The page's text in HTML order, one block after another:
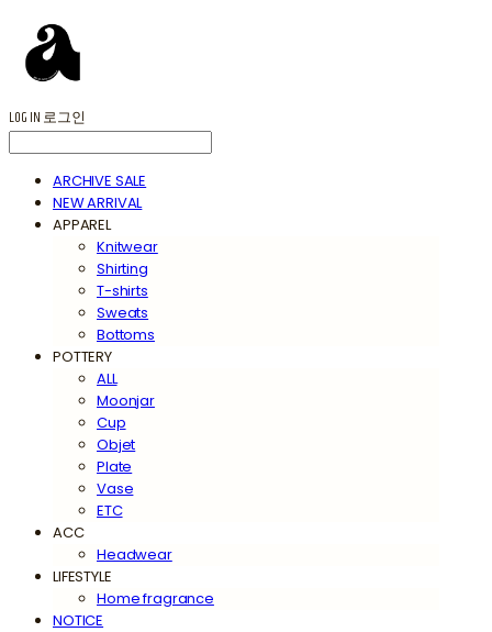
LOG IN 로그인
ARCHIVE SALE
NEW ARRIVAL
APPAREL
Knitwear
Shirting
T-shirts
Sweats
Bottoms
POTTERY
ALL
Moonjar
Cup
Objet
Plate
Vase
ETC
ACC
Headwear
LIFESTYLE
Home fragrance
NOTICE